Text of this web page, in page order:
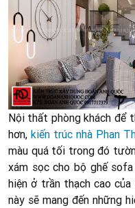
Nội thất phòng khách để
hơn,kiến trúc nhà Phan
màu quá tối trong đó
xám sọc cho bộ ghế
hiện ở trần thạch cao
này sẽ mang đến những